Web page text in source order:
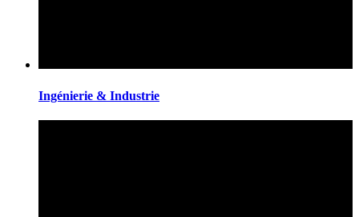
Ingénierie & Industrie